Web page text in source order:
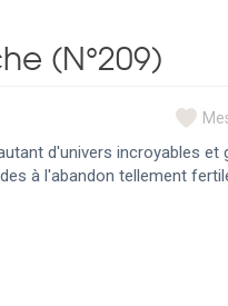
(N°209)
d'univers incroyables et
à l'abandon tellement